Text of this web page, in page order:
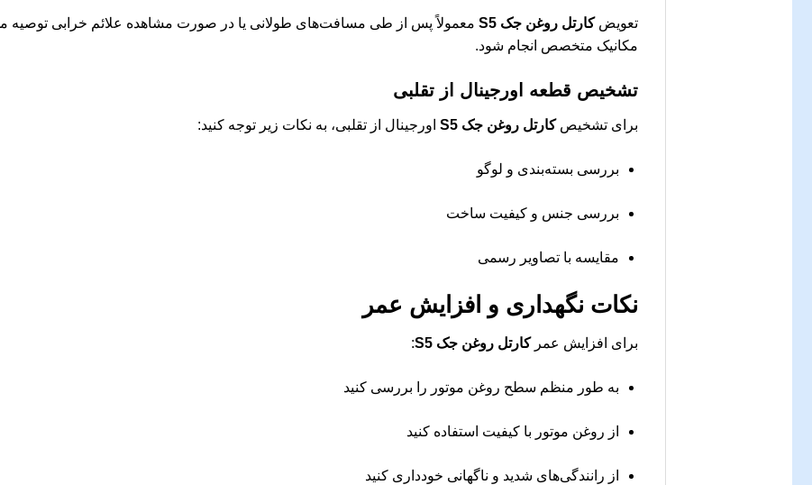
تعویضکارتل روغن جک S5
معمولاً پس از طی مسافت‌های طولانی یا در صورت مشاهده علائم خرابی توصیه
مکانیک متخصص انجام شود.
تشخیص قطعه اورجینال از تقلبی
برای تشخیصکارتل روغن جک S5 اورجینال از تقلبی، به نکات زیر توجه کنید:
بررسی بسته‌بندی و لوگو
بررسی جنس و کیفیت ساخت
مقایسه با تصاویر رسمی
نکات نگهداری و افزایش عمر
برای افزایش عمرکارتل روغن جک S5 :
به طور منظم سطح روغن موتور را بررسی کنید
از روغن موتور با کیفیت استفاده کنید
از رانندگی‌های شدید و ناگهانی خودداری کنید